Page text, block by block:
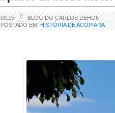
09:15
BLOG DO CARLOS DEHON
POSTADO EM:HISTÓRIA DE ACOPIARA